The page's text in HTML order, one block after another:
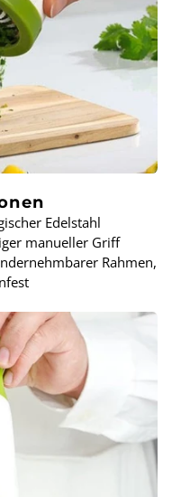
Edelstahl
manueller Griff
Rahmen,